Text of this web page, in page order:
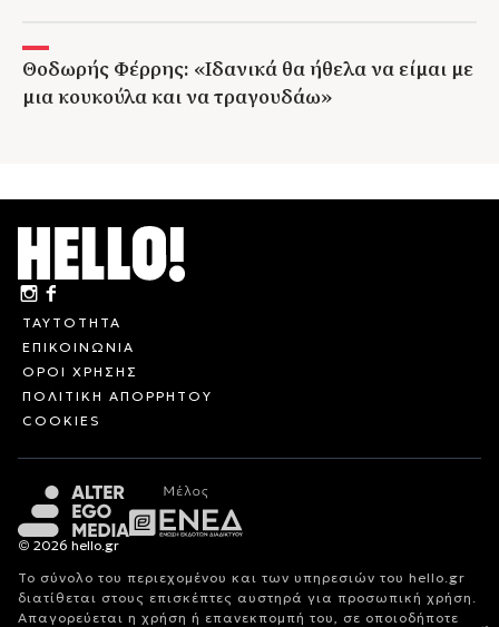
Θοδωρής Φέρρης: «Ιδανικά θα ήθελα να είμαι με
μια κουκούλα και να τραγουδάω»
ΤΑΥΤΟΤΗΤΑ
ΕΠΙΚΟΙΝΩΝΙΑ
ΟΡΟΙ ΧΡΗΣΗΣ
ΠΟΛΙΤΙΚΗ ΑΠΟΡΡΗΤΟΥ
COOKIES
© 2026 hello.gr
Το σύνολο του περιεχομένου και των υπηρεσιών του hello.gr
διατίθεται στους επισκέπτες αυστηρά για προσωπική χρήση.
Απαγορεύεται η χρήση ή επανεκπομπή του, σε οποιοδήποτε